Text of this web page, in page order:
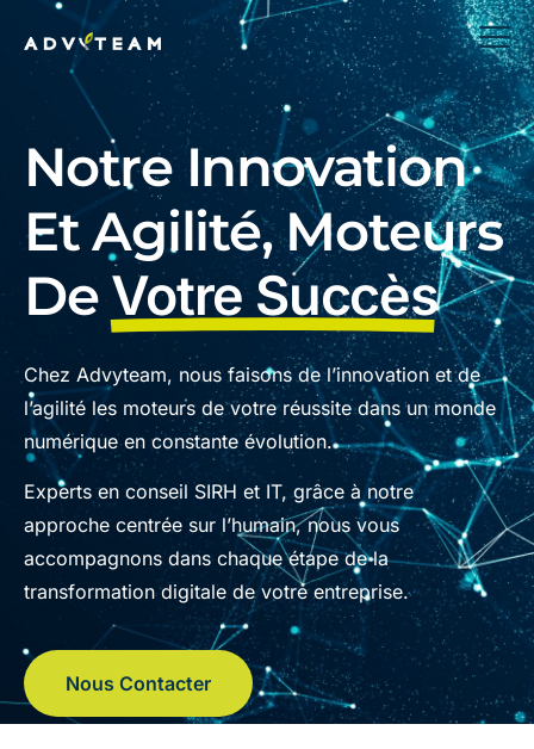
Notre Innovation
Et Agilité, Moteurs
De Votre Succès
Chez Advyteam, nous faisons de l’innovation et de
l’agilité les moteurs de votre réussite dans un monde
numérique en constante évolution.
Experts en conseil SIRH et IT, grâce à notre
approche centrée sur l’humain, nous vous
accompagnons dans chaque étape de la
transformation digitale de votre entreprise.
Nous Contacter